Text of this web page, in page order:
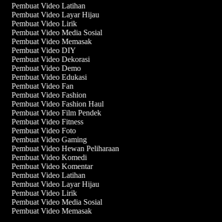
Pembuat Video Latihan
Pembuat Video Layar Hijau
Pembuat Video Lirik
Pembuat Video Media Sosial
Pembuat Video Memasak
Pembuat Video DIY
Pembuat Video Dekorasi
Pembuat Video Demo
Pembuat Video Edukasi
Pembuat Video Fan
Pembuat Video Fashion
Pembuat Video Fashion Haul
Pembuat Video Film Pendek
Pembuat Video Fitness
Pembuat Video Foto
Pembuat Video Gaming
Pembuat Video Hewan Peliharaan
Pembuat Video Komedi
Pembuat Video Komentar
Pembuat Video Latihan
Pembuat Video Layar Hijau
Pembuat Video Lirik
Pembuat Video Media Sosial
Pembuat Video Memasak